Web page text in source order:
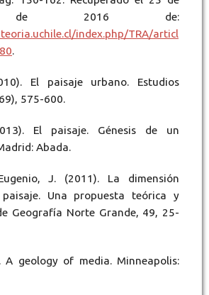
de 2016 de:
index.php/TRA/articl
.
El paisaje urbano. Estudios
575-600.
El paisaje. Génesis de un
Abada.
J. (2011). La dimensión
Una propuesta teórica y
Geografía Norte Grande, 49, 25-
A geology of media. Minneapolis: